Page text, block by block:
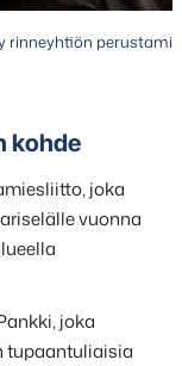
kohde
joka
vuonna
joka
tupaantuliaisia